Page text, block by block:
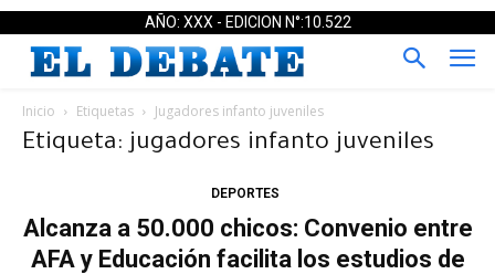
AÑO: XXX - EDICION N°:10.522
Inicio Etiquetas Jugadores infanto juveniles
Etiqueta: jugadores infanto juveniles
DEPORTES
Alcanza a 50.000 chicos: Convenio entre
AFA y Educación facilita los estudios de